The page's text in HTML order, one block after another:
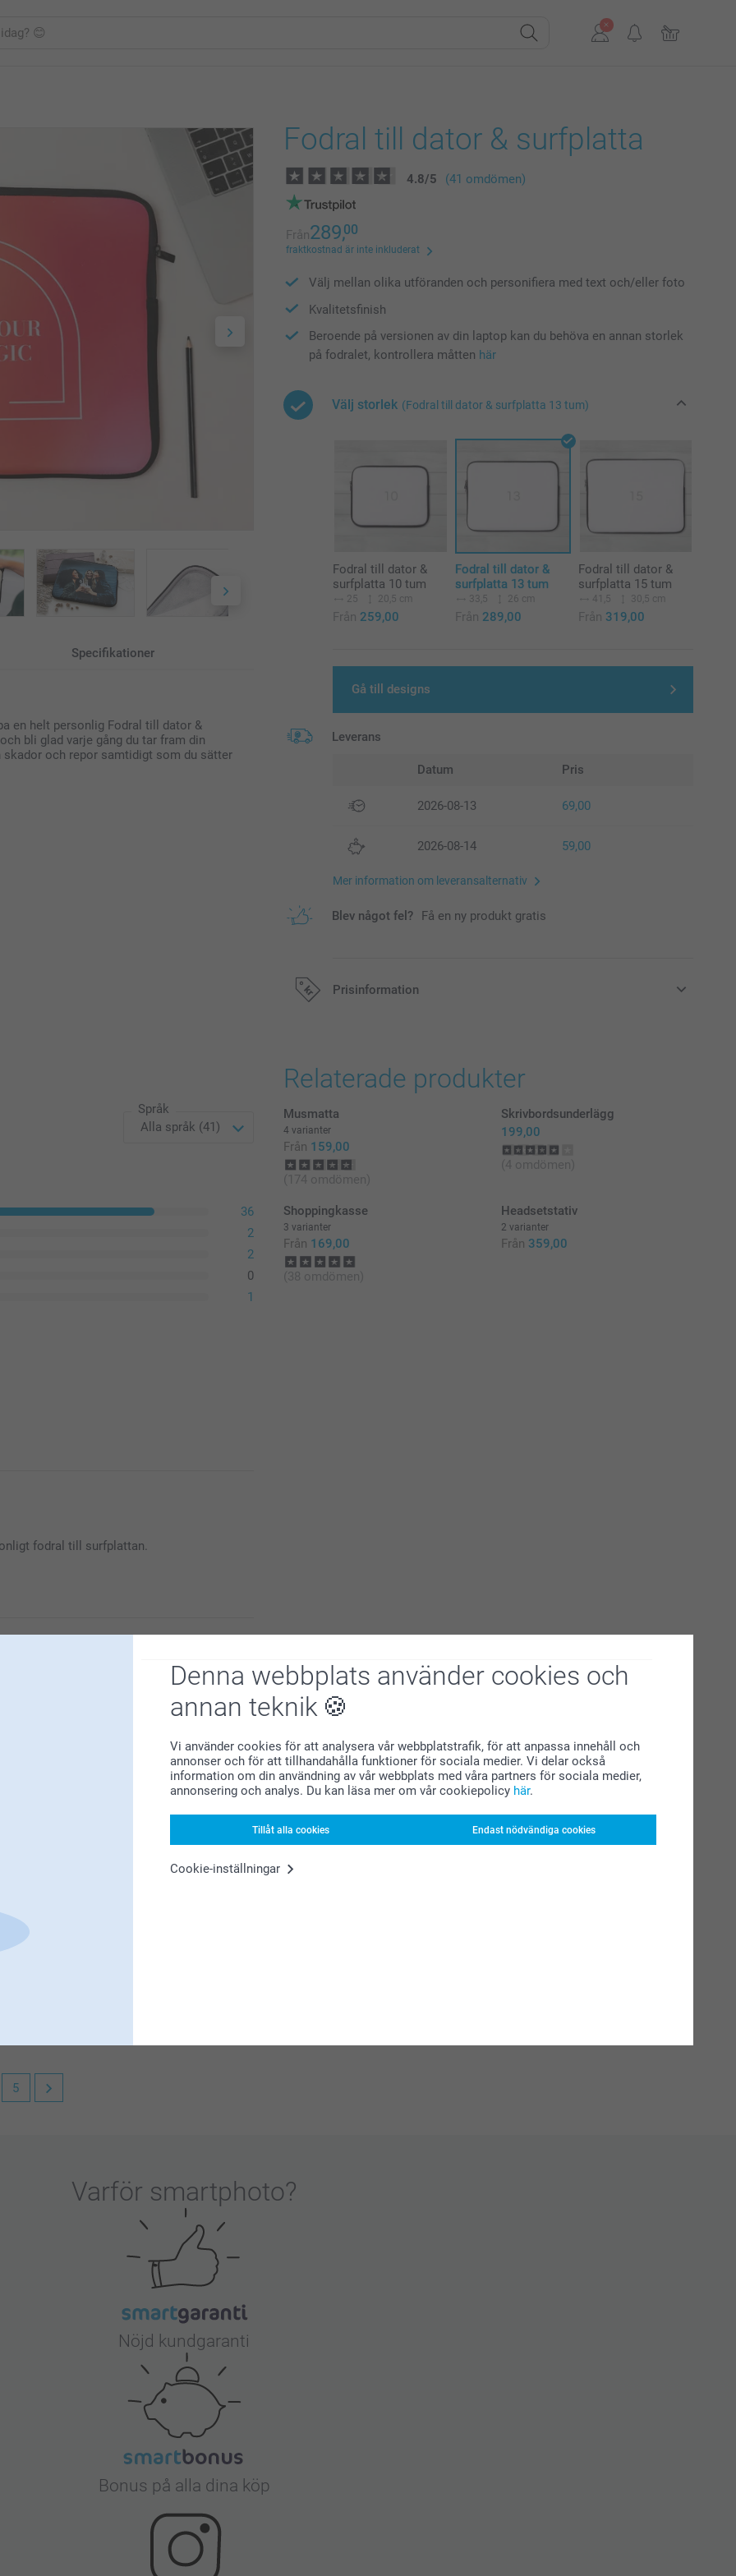
Denna webbplats använder cookies och
annan teknik
Vi använder cookies för att analysera vår webbplatstrafik, för att anpassa innehåll och
annonser och för att tillhandahålla funktioner för sociala medier. Vi delar också
information om din användning av vår webbplats med våra partners för sociala medier,
annonsering och analys. Du kan läsa mer om vår cookiepolicy här.
Tillåt alla cookies Endast nödvändiga cookies
Cookie-inställningar
Specifikationer
en helt personlig Fodral till dator &
bli glad varje gång du tar fram din
och repor samtidigt som du sätter
Fodral till dator & surfplatta
4.8/5 (41 omdömen)
Från289,00
fraktkostnad är inte inkluderat
Välj mellan olika utföranden och personifiera med text och/eller foto
Kvalitetsfinish
Beroende på versionen av din laptop kan du behöva en annan storlek
på fodralet, kontrollera måtten här
Välj storlek (Fodral till dator & surfplatta 13 tum)
Fodral till dator &
surfplatta 10 tum
25 20,5 cm
Från 259,00
Fodral till dator &
surfplatta 13 tum
33,5 26 cm
Från 289,00
Fodral till dator &
surfplatta 15 tum
41,5 30,5 cm
Från 319,00
Gå till designs
Leverans
Datum Pris
2026-08-13 69,00
2026-08-14 59,00
Mer information om leveransalternativ
Blev något fel? Få en ny produkt gratis
Prisinformation
Språk
36
2
2
0
1
med sina egna favoritbilder.
fodral till surfplattan.
är nöjd med våra produkter och service.
till dator/surfplatta.
and very easy to customize the product to
for the payment.
5
Relaterade produkter
Musmatta
4 varianter
Från 159,00
(174 omdömen)
Skrivbordsunderlägg
199,00
(4 omdömen)
Shoppingkasse
3 varianter
Från 169,00
(38 omdömen)
Headsetstativ
2 varianter
Från 359,00
Varför smartphoto?
Nöjd kundgaranti
Bonus på alla dina köp